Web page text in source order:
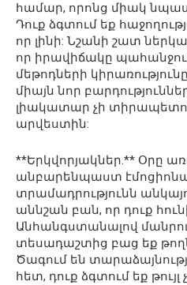
համար, որոնց միակ
Դուք ձգտում եք
որ լինի: Նշանի շատ
որ իրավիճակը
մեթոդների
միայն նոր
լիակատար չի
արվեստին:
**Երկվորյակներ.** Օրը
անբարենպաստ
տրամադրությունն
աննշան բան, որ դուք
Անհանգստանալով
տեսադաշտից բաց եք
Ծագում են
հետ, դուք ձգտում եք թույլ